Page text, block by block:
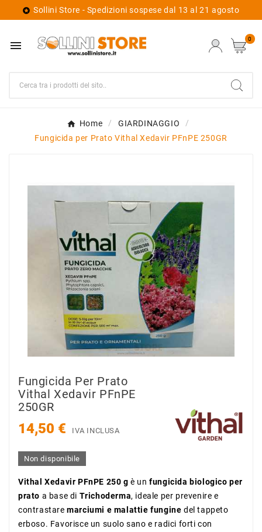
 Sollini Store - Spedizioni sospese dal 13 al 21 agosto
 0
Home
GIARDINAGGIO
Fungicida per Prato Vithal Xedavir PFnPE 250GR
Fungicida Per Prato
Vithal Xedavir PFnPE
250GR
14,50 € IVA INCLUSA
Non disponibile
Vithal Xedavir PFnPE 250 g è unfungicida biologico per
prato a base di Trichoderma, ideale per prevenire e
contrastaremarciumi e malattie fungine del tappeto
erboso. Favorisce un suolo sano e radici forti con